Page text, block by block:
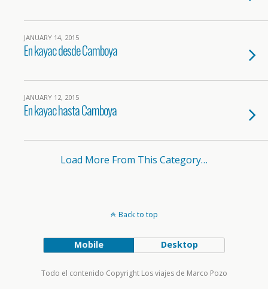
JANUARY 14, 2015
En kayac desde Camboya
JANUARY 12, 2015
En kayac hasta Camboya
Load More From This Category…
Back to top
Mobile Desktop
Todo el contenido Copyright Los viajes de Marco Pozo